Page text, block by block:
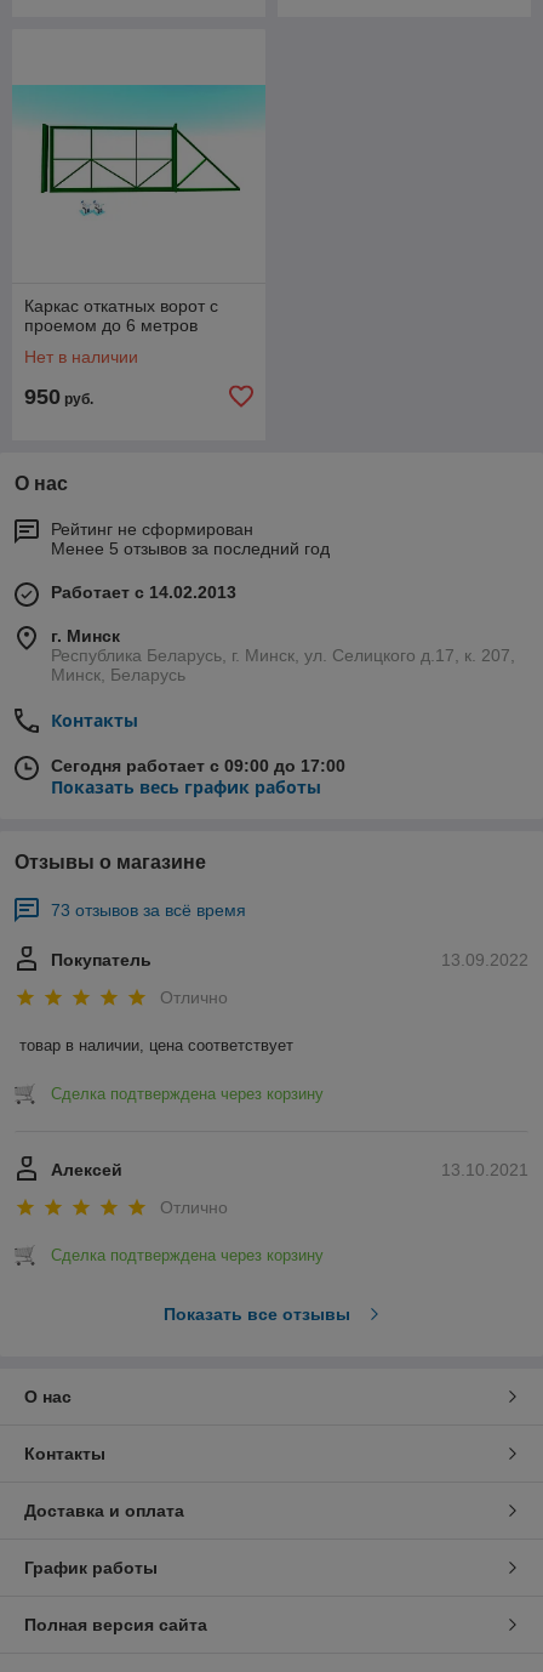
Каркас откатных ворот с
проемом до 6 метров
Нет в наличии
950 руб.
О нас
Рейтинг не сформирован
Менее 5 отзывов за последний год
Работает с 14.02.2013
г. Минск
Республика Беларусь, г. Минск, ул. Селицкого д.17, к. 207,
Минск, Беларусь
Контакты
Сегодня работает с 09:00 до 17:00
Показать весь график работы
Отзывы о магазине
73 отзывов за всё время
13.09.2022
Покупатель
Отлично
товар в наличии, цена соответствует
Сделка подтверждена через корзину
13.10.2021
Алексей
Отлично
Сделка подтверждена через корзину
Показать все отзывы
О нас
Контакты
Доставка и оплата
График работы
Полная версия сайта